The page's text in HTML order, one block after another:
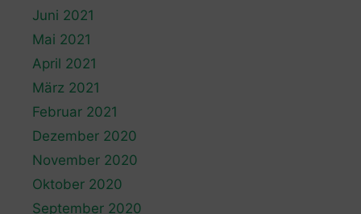
Juni 2021
Mai 2021
April 2021
März 2021
Februar 2021
Dezember 2020
November 2020
Oktober 2020
September 2020